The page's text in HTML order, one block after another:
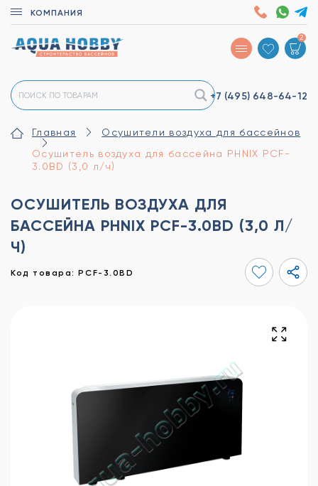
КОМПАНИЯ
+7 (495) 648-64-12
2
Главная
Осушители воздуха для бассейнов
Осушитель воздуха для бассейна PHNIX PCF-
3.0BD (3,0 л/ч)
ОСУШИТЕЛЬ ВОЗДУХА ДЛЯ
БАССЕЙНА PHNIX PCF-3.0BD (3,0 Л/
Ч)
Код товара: PCF-3.0BD